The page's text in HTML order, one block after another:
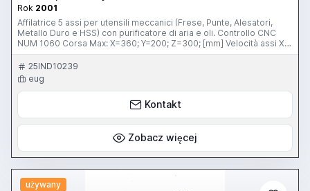
Rok 2001
Affilatrice 5 assi per utensili meccanici (Frese, Punte, Alesatori,
Metallo Duro e HSS) con purificatore di aria e oli. Controllo CNC
NUM 1060 Corsa Max: X=360; Y=200; Z=300; [mm] Velocità assi X,
Y, Z: 15 [m / min] Potenza: 19 [kW] Tipo di cono: SA50 Dimensioni:
1861 x 2580 x 2150 [mm] Peso (solo macchina): 2.5 [t]
25IND10239
eug
Kontakt
Zobacz więcej
używany